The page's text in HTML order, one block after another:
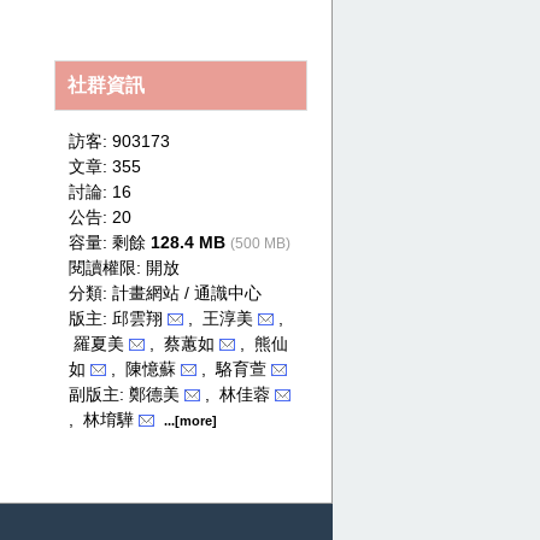
社群資訊
訪客: 903173
文章: 355
討論: 16
公告: 20
容量: 剩餘 128.4 MB (500 MB)
閱讀權限: 開放
分類: 計畫網站 / 通識中心
版主: 邱雲翔
, 王淳美
羅夏美
, 蔡蕙如
, 熊仙
如
, 陳憶蘇
, 駱育萱
副版主: 鄭德美
, 林佳蓉
, 林堉驊
...[more]